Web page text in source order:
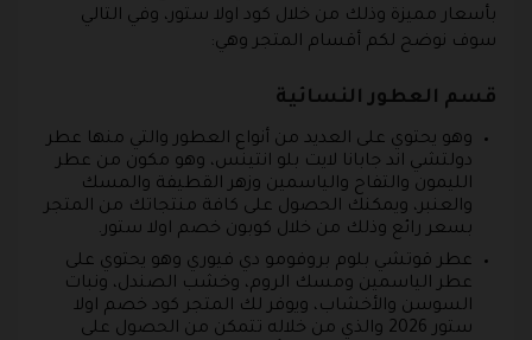
بأسعار مميزة وذلك من خلال كود اولا ستور، وفي التالي
سوف نوضح لكم أقسام المتجر وهي:
قسم العطور النسائية
وهو يحتوي على العديد من أنواع العطور والتي منها عطر
دولتشي اند جابانا لايت بلو انتينس، وهو مكون من عطر
الليمون والتفاح والياسمين وزهر القطيفة والمسك
والعنبر، ويمكنك الحصول على كافة منتجاتك من المتجر
بسعر رائع وذلك من خلال كوبون خصم اولا ستور.
عطر قوتشي بلوم بروفومو دي فيوري وهو يحتوي على
عطر الياسمين ومسك الروم، وخشب الصندل، ونبات
السوسن والأخشاب، ويوفر لك المتجر كود خصم اولا
ستور 2026 والذي من خلاله تتمكن من الحصول على